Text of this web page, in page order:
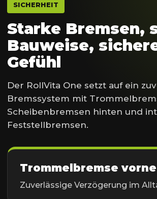
SICHERHEIT
Starke Bremsen,
Bauweise,
Gefühl
Der RollVita One setzt auf ein
Bremssystem mit
Scheibenbremsen hinten und
Feststellbremsen.
Trommelbremse vorne
Zuverlässige Verzögerung im